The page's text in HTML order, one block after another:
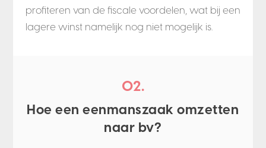
profiteren van de fiscale voordelen, wat bij een
lagere winst namelijk nog niet mogelijk is.
02.
Hoe een eenmanszaak omzetten
naar bv?